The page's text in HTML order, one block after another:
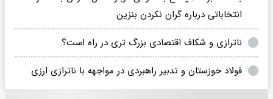
انتخاباتی درباره گران نکردن بنزین
ناترازی و شکاف اقتصادی بزرگ تری در راه است؟
فولاد خوزستان و تدبیر راهبردی در مواجهه با ناترازی ارزی